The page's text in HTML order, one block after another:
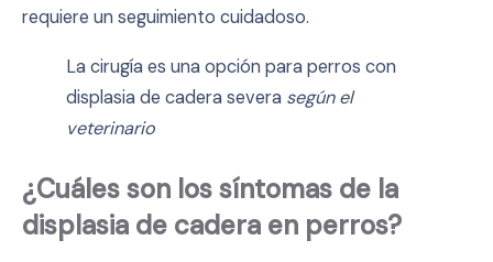
requiere un seguimiento cuidadoso.
La cirugía es una opción para perros con
displasia de cadera severa según el
veterinario
¿Cuáles son los síntomas de la
displasia de cadera en perros?